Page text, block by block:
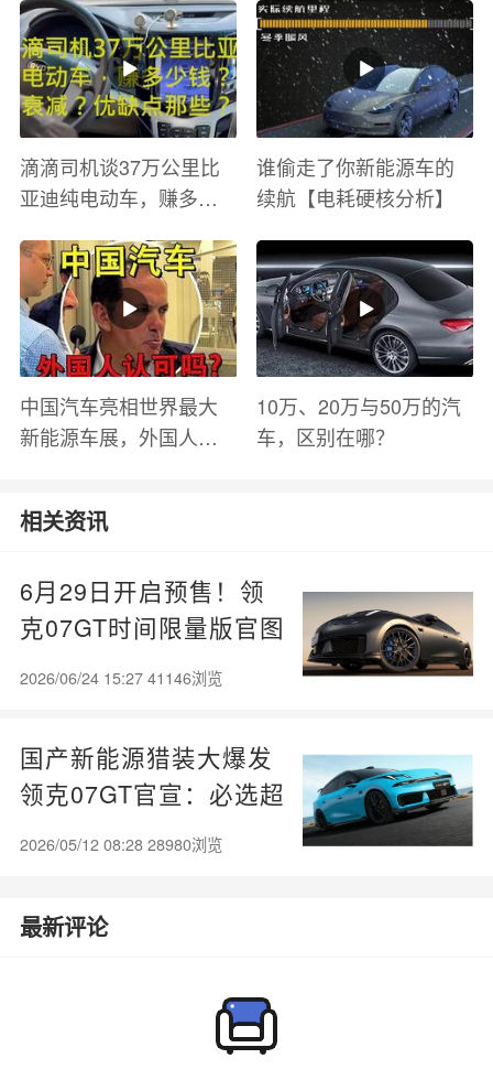
滴滴司机谈37万公里比
亚迪纯电动车，赚多少
有哪些？
谁偷走了你新能源车的
续航【电耗硬核分析】
中国汽车亮相世界最大
新能源车展，外国人怎
10万、20万与50万的汽
车，区别在哪？
相关资讯
6月29日开启预售！领
克07GT时间限量版官图
出炉：超跑版内外饰颜
2026/06/24 15:27 41146浏览
国产新能源猎装大爆发
领克07GT官宣：必选超
2026/05/12 08:28 28980浏览
最新评论